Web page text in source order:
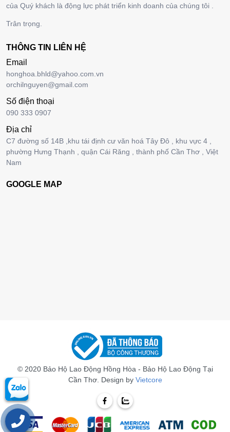
của Quý khách là động lực phát triển kinh doanh của chúng tôi .
Trân trọng.
THÔNG TIN LIÊN HỆ
Email
honghoa.bhld@yahoo.com.vn
orchilnguyen@gmail.com
Số điện thoại
090 333 0907
Địa chỉ
C7 đường số 14B ,khu tái định cư văn hoá Tây Đô , khu vực 4 ,
phường Hưng Thạnh , quận Cái Răng , thành phố Cần Thơ , Việt
Nam
GOOGLE MAP
© 2020 Bảo Hộ Lao Động Hồng Hòa - Bảo Hộ Lao Động Tại
Cần Thơ. Design by Vietcore
